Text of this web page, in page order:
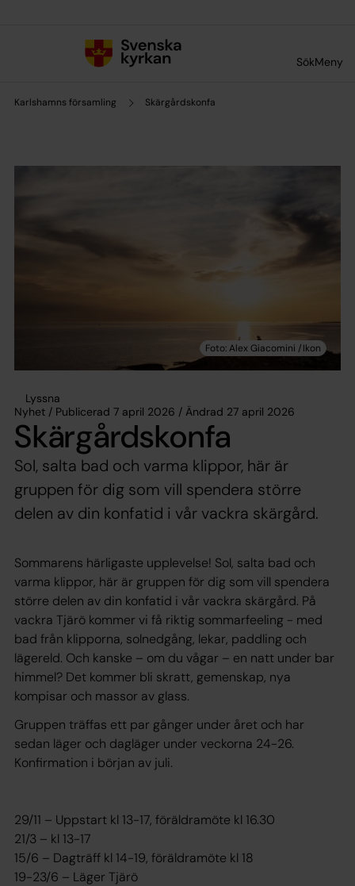
SökMeny
Karlshamns församling Skärgårdskonfa
Lyssna
Nyhet / Publicerad 7 april 2026 / Ändrad 27 april 2026
Skärgårdskonfa
Sol, salta bad och varma klippor, här är
gruppen för dig som vill spendera större
delen av din konfatid i vår vackra skärgård.
Sommarens härligaste upplevelse! Sol, salta bad och
varma klippor, här är gruppen för dig som vill spendera
större delen av din konfatid i vår vackra skärgård. På
vackra Tjärö kommer vi få riktig sommarfeeling - med
bad från klipporna, solnedgång, lekar, paddling och
lägereld. Och kanske – om du vågar – en natt under bar
himmel? Det kommer bli skratt, gemenskap, nya
kompisar och massor av glass.
Gruppen träffas ett par gånger under året och har
sedan läger och dagläger under veckorna 24-26.
Konfirmation i början av juli.
29/11 – Uppstart kl 13-17, föräldramöte kl 16.30
21/3 – kl 13-17
15/6 – Dagträff kl 14-19, föräldramöte kl 18
19-23/6 – Läger Tjärö